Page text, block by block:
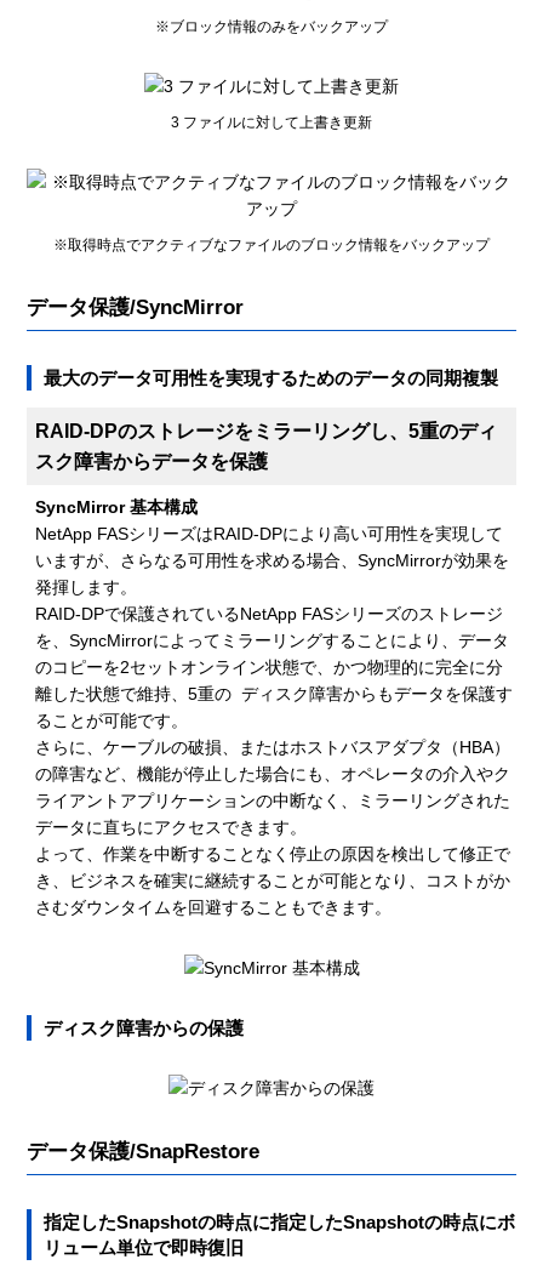
※ブロック情報のみをバックアップ
3 ファイルに対して上書き更新
※取得時点でアクティブなファイルのブロック情報をバックアップ
データ保護/SyncMirror
最大のデータ可用性を実現するためのデータの同期複製
RAID-DPのストレージをミラーリングし、5重のディ
スク障害からデータを保護
SyncMirror 基本構成
NetApp FASシリーズはRAID-DPにより高い可用性を実現して
いますが、さらなる可用性を求める場合、SyncMirrorが効果を
発揮します。
RAID-DPで保護されているNetApp FASシリーズのストレージ
を、SyncMirrorによってミラーリングすることにより、データ
のコピーを2セットオンライン状態で、かつ物理的に完全に分
離した状態で維持、5重の ディスク障害からもデータを保護す
ることが可能です。
さらに、ケーブルの破損、またはホストバスアダプタ（HBA）
の障害など、機能が停止した場合にも、オペレータの介入やク
ライアントアプリケーションの中断なく、ミラーリングされた
データに直ちにアクセスできます。
よって、作業を中断することなく停止の原因を検出して修正で
き、ビジネスを確実に継続することが可能となり、コストがか
さむダウンタイムを回避することもできます。
ディスク障害からの保護
データ保護/SnapRestore
指定したSnapshotの時点に指定したSnapshotの時点にボ
リューム単位で即時復旧